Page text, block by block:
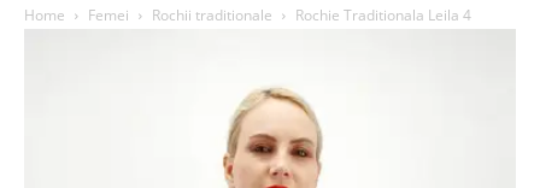
Home Femei Rochii traditionale Rochie Traditionala Leila 4